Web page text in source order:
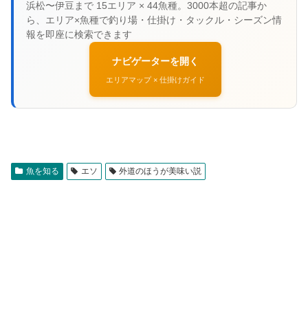
ナビゲーターを開く
エリアマップ × 仕掛けガイド
魚を知る エソ 外道のほうが美味い説